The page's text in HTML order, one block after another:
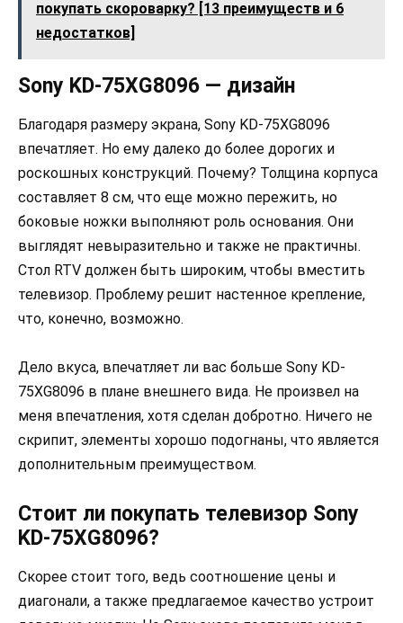
покупать скороварку? [13 преимуществ и 6
недостатков]
Sony KD-75XG8096 — дизайн
Благодаря размеру экрана, Sony KD-75XG8096
впечатляет. Но ему далеко до более дорогих и
роскошных конструкций. Почему? Толщина корпуса
составляет 8 см, что еще можно пережить, но
боковые ножки выполняют роль основания. Они
выглядят невыразительно и также не практичны.
Стол RTV должен быть широким, чтобы вместить
телевизор. Проблему решит настенное крепление,
что, конечно, возможно.
Дело вкуса, впечатляет ли вас больше Sony KD-
75XG8096 в плане внешнего вида. Не произвел на
меня впечатления, хотя сделан добротно. Ничего не
скрипит, элементы хорошо подогнаны, что является
дополнительным преимуществом.
Стоит ли покупать телевизор Sony
KD-75XG8096?
Скорее стоит того, ведь соотношение цены и
диагонали, а также предлагаемое качество устроит